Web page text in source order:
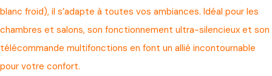
blanc froid), il s’adapte à toutes vos ambiances. Idéal pour les
chambres et salons, son fonctionnement ultra-silencieux et son
télécommande multifonctions en font un allié incontournable
pour votre confort.